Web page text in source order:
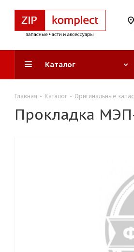
Каталог
Главная - Каталог - Оригинальные
Прокладка